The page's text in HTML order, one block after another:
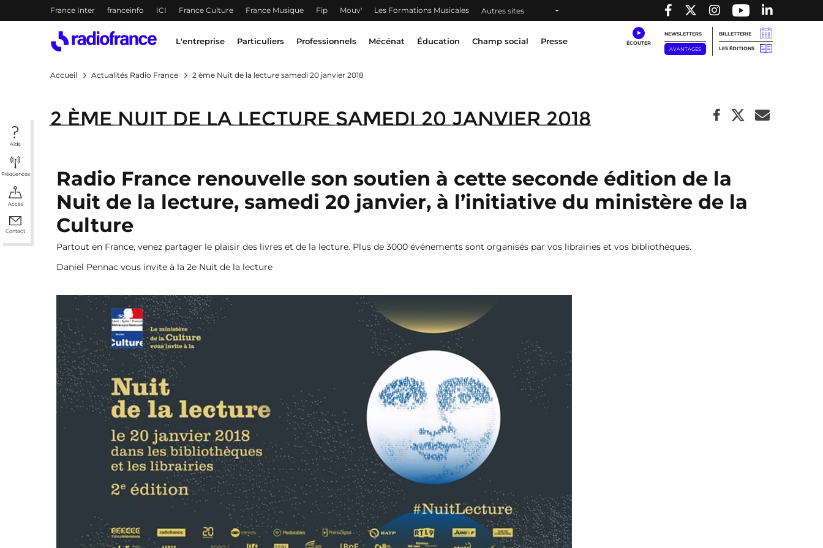
Accès direct :
Menu principal
France Inter franceinfo ICI France Culture France Musique Fip Mouv' Les Formations Musicales Autres sites
Menu principal
L'entreprise Particuliers Professionnels Mécénat Éducation Champ social Presse
NEWSLETTERS
AVANTAGES
BILLETTERIE
LES ÉDITIONS
Aide
Fréquences
Accès
Contact
Accueil Actualités Radio France 2 ème Nuit de la lecture samedi 20 janvier 2018
2 ème Nuit de la lecture samedi 20 janvier 2018
Radio France renouvelle son soutien à cette seconde édition de la
Nuit de la lecture, samedi 20 janvier, à l’initiative du ministère de la
Culture
Partout en France, venez partager le plaisir des livres et de la lecture. Plus de 3000 événements sont organisés par vos librairies et vos bibliothèques.
Daniel Pennac vous invite à la 2e Nuit de la lecture